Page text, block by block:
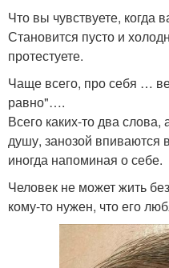
Что вы чувствуете, когда
Становится пусто и
протестуете.
Чаще всего, про себя …
равно"….
Всего каких-то два слова,
душу, занозой впиваются
иногда напоминая о себе.
Человек не может жить
кому-то нужен, что его